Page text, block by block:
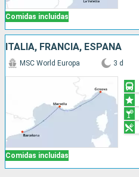
Comidas incluidas
ITALIA, FRANCIA, ESPAÑA
Comidas incluidas
MSC World Europa 3 d